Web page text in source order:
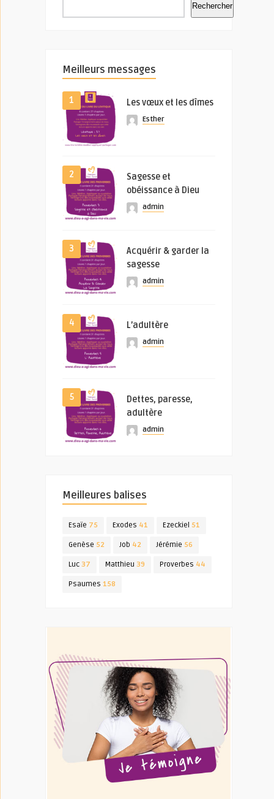
Rechercher
Meilleurs messages
1 Les vœux et les dîmes
Esther
2
Sagesse et
obéissance à Dieu
admin
3
Acquérir & garder la
sagesse
admin
4 L’adultère
admin
5
Dettes, paresse,
adultère
admin
Meilleures balises
Esaïe 75 Exodes 41 Ezeckiel 51
Genèse 52 Job 42 Jérémie 56
Luc 37 Matthieu 39 Proverbes 44
Psaumes 158